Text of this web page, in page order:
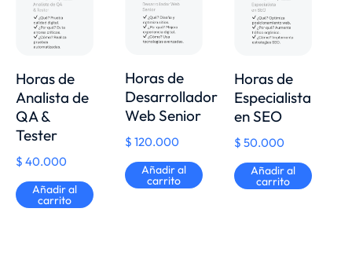
Horas de
Analista de
QA &
Tester
$ 40.000
Añadir al
carrito
Horas de
Desarrollador
Web Senior
$ 120.000
Añadir al
carrito
Horas de
Especialista
en SEO
$ 50.000
Añadir al
carrito